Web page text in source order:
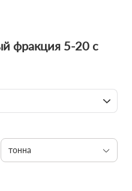
фракция 5-20 с
тонна